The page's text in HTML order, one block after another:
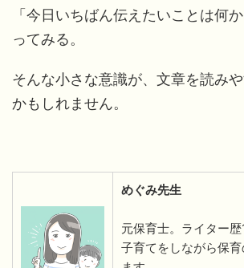
「今日いちばん伝えたいことは何
ってみる。
そんな小さな意識が、文章を読み
かもしれません。
めぐみ先生
元保育士。ライター歴
子育てをしながら保